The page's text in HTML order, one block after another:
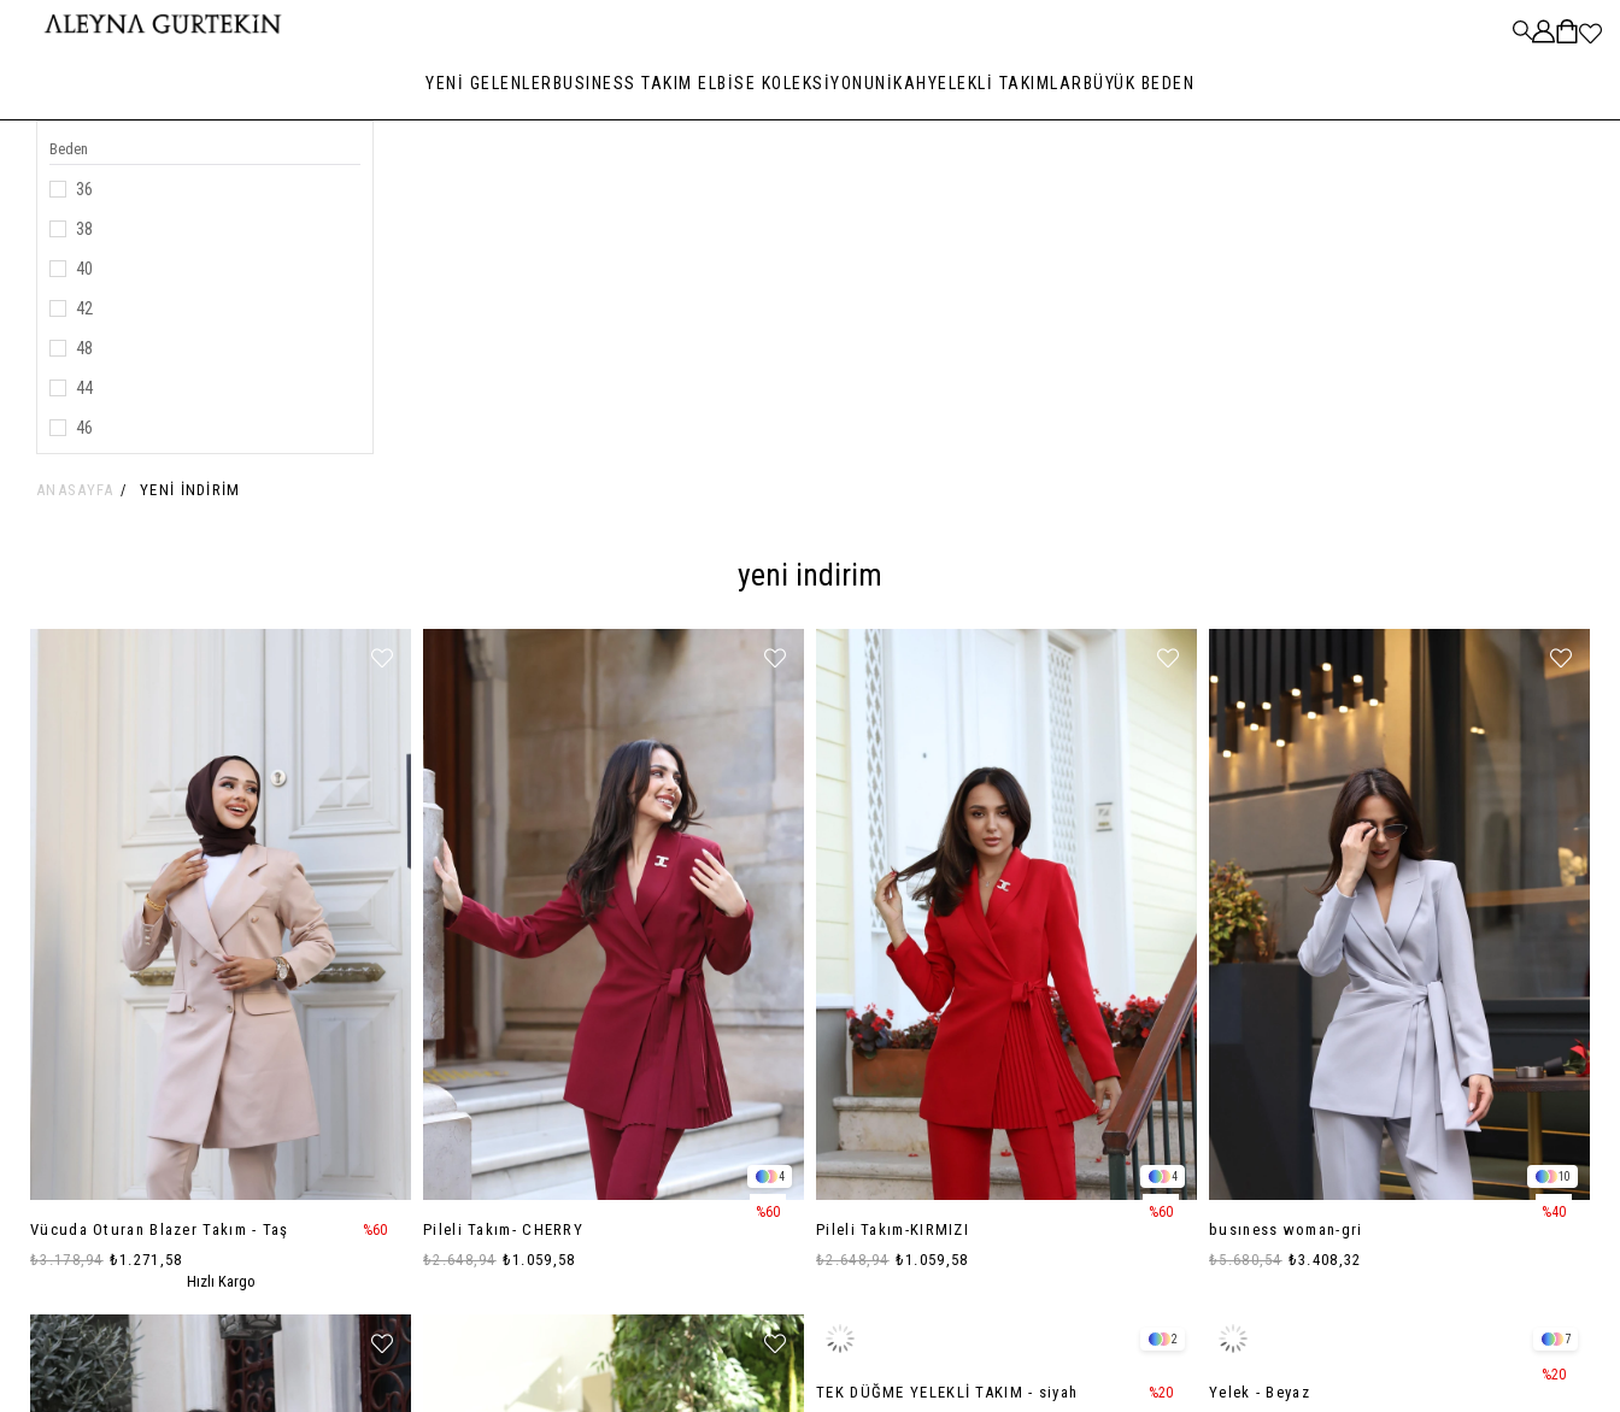
YENİ GELENLER BUSINESS TAKIM ELBİSE KOLEKSİYONU NİKAH YELEKLİ TAKIMLAR BÜYÜK BEDEN
Beden
36
38
40
42
48
44
46
ANASAYFA YENI INDIRIM
yeni indirim
Vücuda Oturan Blazer Takım - Taş
₺1.271,58
₺3.178,94
%60
Hızlı Kargo
4
Pileli Takım- CHERRY
₺1.059,58
₺2.648,94
%60
4
Pileli Takım-KIRMIZI
₺1.059,58
₺2.648,94
%60
10
busıness woman-gri
₺3.408,32
₺5.680,54
%40
2
TEK DÜĞME YELEKLİ TAKIM - siyah
%20
7
Yelek - Beyaz
%20